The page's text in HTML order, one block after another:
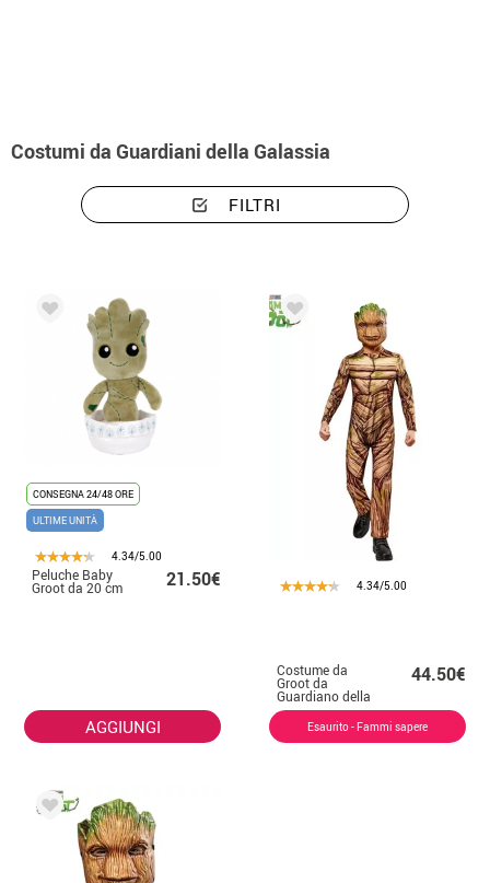
Costumi da Guardiani della Galassia
FILTRI
CONSEGNA 24/48 ORE
ULTIME UNITÀ
4.34/5.00
Peluche Baby
Groot da 20 cm 21.50€
AGGIUNGI
4.34/5.00
Costume da
Groot da
Guardiano della
Galassia deluxe
per ragazzi
44.50€
Esaurito - Fammi sapere